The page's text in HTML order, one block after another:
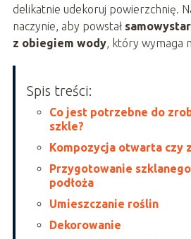
delikatnie udekoruj powierzchnię.
naczynie, aby powstał
z obiegiem wody, który wymaga
Spis treści:
Co jest potrzebne do
szkle?
Kompozycja otwarta czy
Przygotowanie
podłoża
Umieszczanie roślin
Dekorowanie